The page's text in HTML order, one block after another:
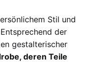
Stil und
der
gestalterischer
deren Teile